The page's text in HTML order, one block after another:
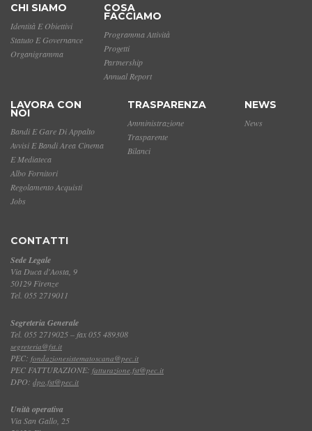
CHI SIAMO
Identità E Obiettivi
Statuto E Governance
Organigramma
COSA
FACCIAMO
Programma Attività
Progetti
Partnership
Annual Report
LAVORA CON
NOI
Bandi E Gare Di Appalto
Avvisi E Bandi Area Cinema
E Mediateca
Albo Fornitori
Regolamento Acquisti
Jobs
TRASPARENZA
Amministrazione
Trasparente
Bilanci
NEWS
News
CONTATTI
Sede Legale
Via Duca d'Aosta, 9
50129 Firenze
Tel. 055 2719011
Segreteria Generale
Tel. 055 2719025 – fax 055 489308
segreteria@fst.it
PEC: fondazionesistematoscana@pec.it
PEC FATTURAZIONE: fatturazione.fst@pec.it
DPO: dpo.fst@pec.it
Unità operativa
Via San Gallo, 25